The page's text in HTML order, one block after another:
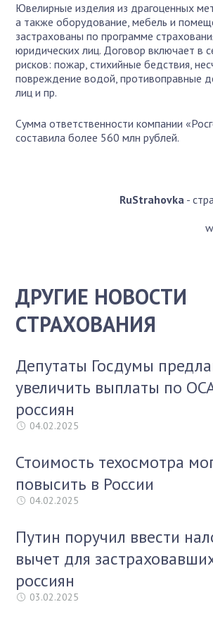
Ювелирные изделия из драгоценных
а также оборудование, мебель и
застрахованы по программе
юридических лиц. Договор включает в
рисков: пожар, стихийные бедствия,
повреждение водой, противоправные
лиц и пр.
Сумма ответственности компании
составила более 560 млн рублей.
RuStrahovka-
ДРУГИЕ НОВОСТИ
СТРАХОВАНИЯ
Депутаты Госдумы
увеличить выплаты по
россиян
04.02.2025
Стоимость техосмотра
повысить в России
04.02.2025
Путин поручил ввести
вычет для
россиян
03.02.2025